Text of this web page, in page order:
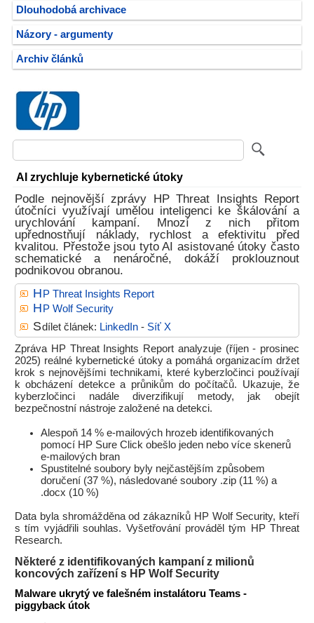
Dlouhodobá archivace
Názory - argumenty
Archiv článků
AI zrychluje kybernetické útoky
Podle nejnovější zprávy HP Threat Insights Report
útočníci využívají umělou inteligenci ke škálování a
urychlování kampaní. Mnozí z nich přitom
upřednostňují náklady, rychlost a efektivitu před
kvalitou. Přestože jsou tyto AI asistované útoky často
schematické a nenáročné, dokáží proklouznout
podnikovou obranou.
H P Threat Insights Report
H P Wolf Security
Sdílet článek: LinkedIn- Síť X
Zpráva HP Threat Insights Report analyzuje (říjen - prosinec
2025) reálné kybernetické útoky a pomáhá organizacím držet
krok s nejnovějšími technikami, které kyberzločinci používají
k obcházení detekce a průnikům do počítačů. Ukazuje, že
kyberzločinci nadále diverzifikují metody, jak obejít
bezpečnostní nástroje založené na detekci.
Alespoň 14 % e-mailových hrozeb identifikovaných
pomocí HP Sure Click obešlo jeden nebo více skenerů
e-mailových bran
Spustitelné soubory byly nejčastějším způsobem
doručení (37 %), následované soubory .zip (11 %) a
.docx (10 %)
Data byla shromážděna od zákazníků HP Wolf Security, kteří
s tím vyjádřili souhlas. Vyšetřování prováděl tým HP Threat
Research.
Některé z identifikovaných kampaní z milionů
koncových zařízení s HP Wolf Security
Malware ukrytý ve falešném instalátoru Teams -
piggyback útok